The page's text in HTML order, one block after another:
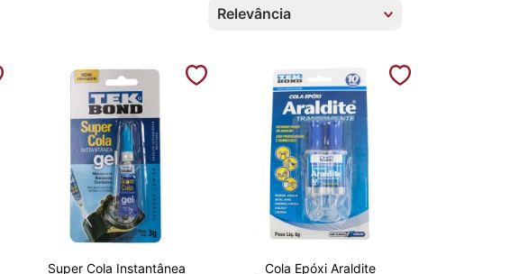
Relevância
Super Cola Instantânea
Cola Epóxi Araldite